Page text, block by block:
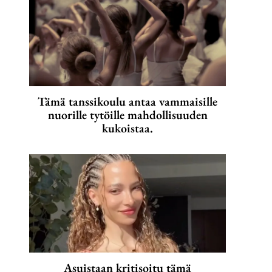
Tämä tanssikoulu antaa vammaisille
nuorille tytöille mahdollisuuden
kukoistaa.
Asuistaan kritisoitu tämä